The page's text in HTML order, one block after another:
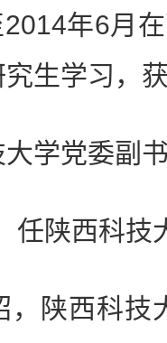
年6月在
生学习，
党委副书
陕西科技
陕西科技